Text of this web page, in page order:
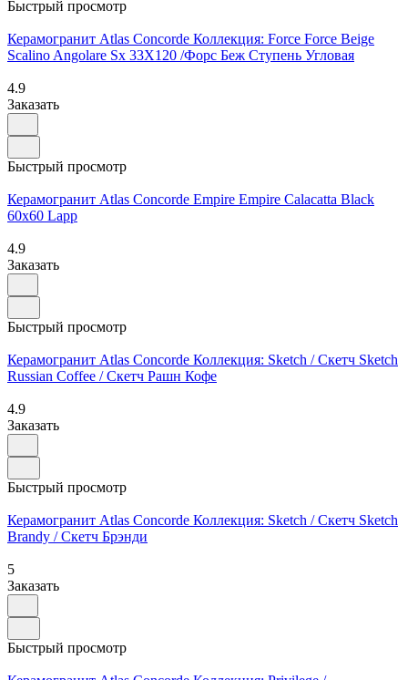
Быстрый просмотр
Керамогранит Atlas Concorde Коллекция: Force Force Beige
Scalino Angolare Sx 33X120 /Форс Беж Ступень Угловая
4.9
Заказать
Быстрый просмотр
Керамогранит Atlas Concorde Empire Empire Calacatta Black
60x60 Lapp
4.9
Заказать
Быстрый просмотр
Керамогранит Atlas Concorde Коллекция: Sketch / Скетч Sketch
Russian Coffee / Скетч Рашн Кофе
4.9
Заказать
Быстрый просмотр
Керамогранит Atlas Concorde Коллекция: Sketch / Скетч Sketch
Brandy / Скетч Брэнди
5
Заказать
Быстрый просмотр